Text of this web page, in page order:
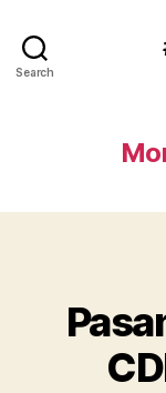
Search